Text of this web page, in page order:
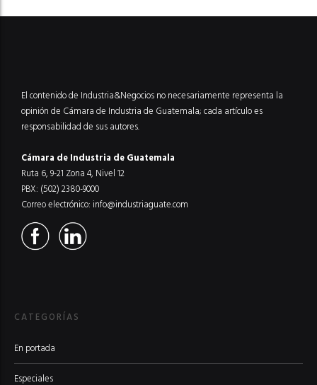
El contenido de Industria&Negocios no necesariamente representa la
opinión de Cámara de Industria de Guatemala; cada artículo es
responsabilidad de sus autores.
Cámara de Industria de Guatemala
Ruta 6, 9-21 Zona 4, Nivel 12
PBX: (502) 2380-9000
Correo electrónico: info@industriaguate.com
CATEGORÍAS
En portada
Especiales